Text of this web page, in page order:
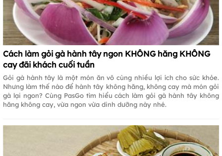
Cách làm gỏi gà hành tây ngon KHÔNG hăng KHÔNG
cay đãi khách cuối tuần
Gỏi gà hành tây là một món ăn vô cùng nhiều lợi ích cho sức khỏe.
Nhưng làm thế nào để hành tây không hăng, không cay mà món gỏi
gà lại ngon? Cùng PasGo tìm hiểu cách làm gỏi gà hành tây không
hăng không cay, vừa ngon vừa dinh dưỡng này nhé.